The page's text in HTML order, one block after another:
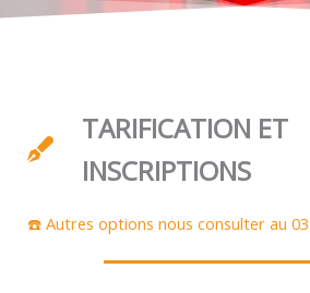
TARIFICATION ET
INSCRIPTIONS
☎️ Autres options nous consulter au